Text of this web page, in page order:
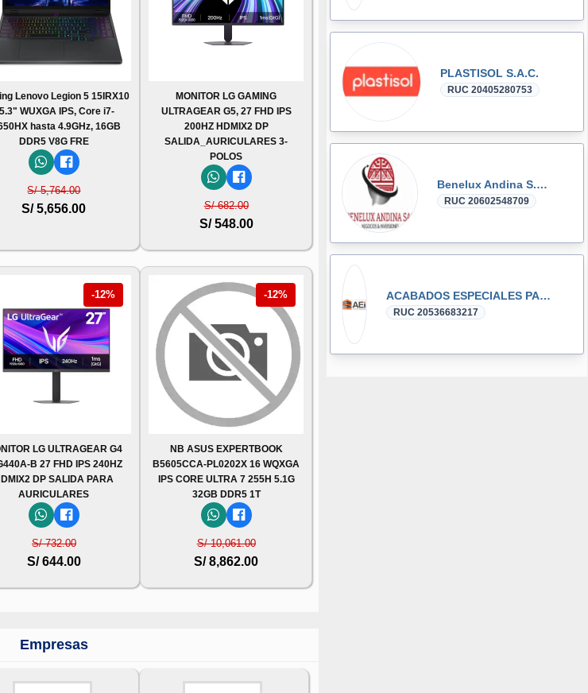
Lenovo Legion 5 15IRX10
WUXGA IPS, Core i7-
hasta 4.9GHz, 16GB
DDR5 V8G FRE
S/ 5,764.00
S/ 5,656.00
MONITOR LG GAMING
ULTRAGEAR G5, 27 FHD IPS
200HZ HDMIX2 DP
SALIDA_AURICULARES 3-
POLOS
S/ 682.00
S/ 548.00
-12%
LG ULTRAGEAR G4
B 27 FHD IPS 240HZ
DP SALIDA PARA
AURICULARES
S/ 732.00
S/ 644.00
-12%
NB ASUS EXPERTBOOK
B5605CCA-PL0202X 16 WQXGA
IPS CORE ULTRA 7 255H 5.1G
32GB DDR5 1T
S/ 10,061.00
S/ 8,862.00
Empresas
PLASTISOL S.A.C.
RUC 20405280753
Benelux Andina S.A.C.
RUC 20602548709
ACABADOS ESPECIALES PARA INTERIORES SOCIEDAD COMERCIAL DE RESPONSABILIDAD LIMITADA
RUC 20536683217